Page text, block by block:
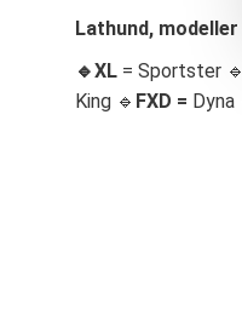
Lathund, modeller
🔹XL = Sportster 🔹
King 🔹 FXD = Dyna